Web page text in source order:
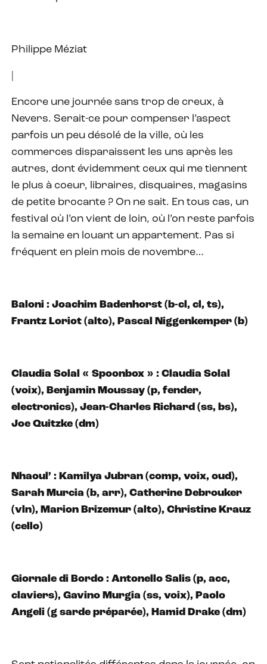
Philippe Méziat
Encore une journée sans trop de creux, à
Nevers. Serait-ce pour compenser l’aspect
parfois un peu désolé de la ville, où les
commerces disparaissent les uns après les
autres, dont évidemment ceux qui me tiennent
le plus à coeur, libraires, disquaires, magasins
de petite brocante ? On ne sait. En tous cas, un
festival où l’on vient de loin, où l’on reste parfois
la semaine en louant un appartement. Pas si
fréquent en plein mois de novembre…
Baloni : Joachim Badenhorst (b-cl, cl, ts),
Frantz Loriot (alto), Pascal Niggenkemper (b)
Claudia Solal « Spoonbox » : Claudia Solal
(voix), Benjamin Moussay (p, fender,
electronics), Jean-Charles Richard (ss, bs),
Joe Quitzke (dm)
Nhaoul’ : Kamilya Jubran (comp, voix, oud),
Sarah Murcia (b, arr), Catherine Debrouker
(vln), Marion Brizemur (alto), Christine Krauz
(cello)
Giornale di Bordo : Antonello Salis (p, acc,
claviers), Gavino Murgia (ss, voix), Paolo
Angeli (g sarde préparée), Hamid Drake (dm)